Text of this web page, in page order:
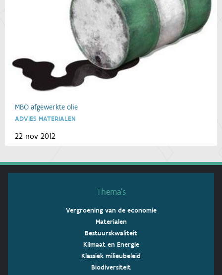
MBO afgewerkte olie
ADVIES MATERIALEN
22 nov 2012
Thema’s
Vergroening van de economie
Materialen
Bestuurskwaliteit
Klimaat en Energie
Klassiek milieubeleid
Biodiversiteit